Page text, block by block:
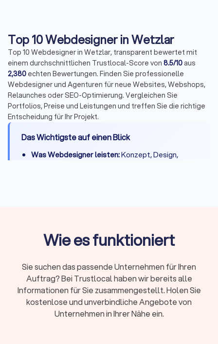
Top 10 Webdesigner in Wetzlar
Top 10 Webdesigner in Wetzlar, transparent bewertet mit
einem durchschnittlichen Trustlocal-Score von 8.5/10aus
2,380 echten Bewertungen. Finden Sie professionelle
Webdesigner und Agenturen für neue Websites, Webshops,
Relaunches oder SEO-Optimierung. Vergleichen Sie
Portfolios, Preise und Leistungen und treffen Sie die richtige
Entscheidung für Ihr Projekt.
Das Wichtigste auf einen Blick
Was Webdesigner leisten:Konzept, Design,
Projektdauer:
Kleine Websites 2-3 Wochen,
komplexe Projekte 4-8 Wochen
Projekte und direkten Kontakt, Agentur für
umfangreiche Shops und Teams
Beliebte Systeme:WordPress und Webflow für
Websites, Shopify und Shopware für Online-
Wie es funktioniert
Sie suchen das passende Unternehmen für Ihren
Auftrag? Bei Trustlocal haben wir bereits alle
Informationen für Sie zusammengestellt. Holen Sie
kostenlose und unverbindliche Angebote von
Unternehmen in Ihrer Nähe ein.